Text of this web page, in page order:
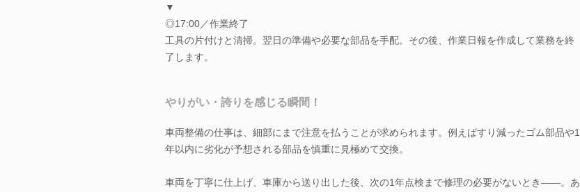
▼
◎17:00／作業終了
工具の片付けと清掃。翌日の準備や必要な部品を手配。その後、作業日報を作成して業務を終
了します。
やりがい・誇りを感じる瞬間！
車両整備の仕事は、細部にまで注意を払うことが求められます。例えばすり減ったゴム部品や1
年以内に劣化が予想される部品を慎重に見極めて交換。
車両を丁寧に仕上げ、車庫から送り出した後、次の1年点検まで修理の必要がないとき――。あ